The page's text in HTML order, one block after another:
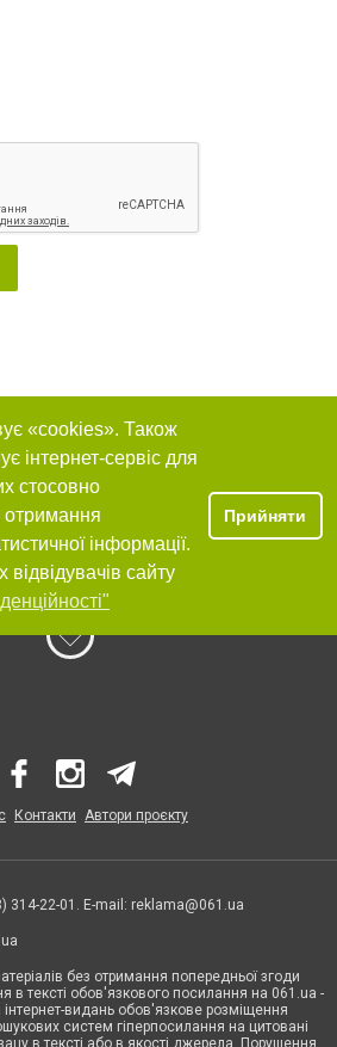
«cookies». Також
інтернет-сервіс для
стосовно
отримання
інформації.
сайту
Прийняти
Контакти Автори проєкту
314-22-01. E-mail: reklama@061.ua
без отримання попередньої згоди
в тексті обов'язкового посилання на 061.ua -
видань обов'язкове розміщення
систем гіперпосилання на цитовані
в тексті або в якості джерела. Порушення